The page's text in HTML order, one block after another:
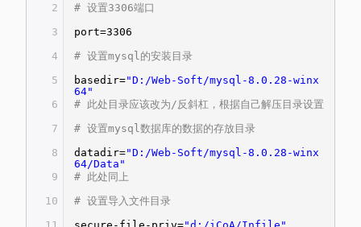
2
3
4
5
6
7
8
9
10
# 设置3306端口
port=3306
# 设置mysql的安装目录
basedir="D:/Web-Soft/mysql-8.0.28-winx
64"
# 此处目录应该改为/反斜杠，根据自己解压目录设置
# 设置mysql数据库的数据的存放目录
datadir="D:/Web-Soft/mysql-8.0.28-winx
64/Data"
# 此处同上
# 设置导入文件目录